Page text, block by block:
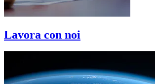
Lavora con noi